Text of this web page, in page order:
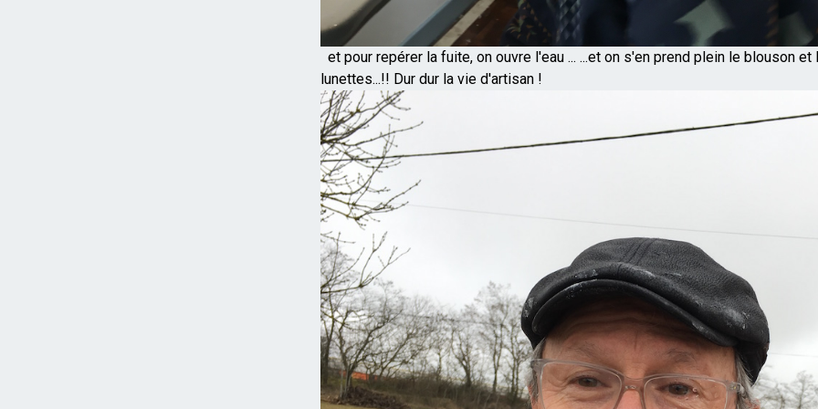
et pour repérer la fuite, on ouvre l'eau ... ...et on s'en prend plein le blouson et
lunettes...!! Dur dur la vie d'artisan !